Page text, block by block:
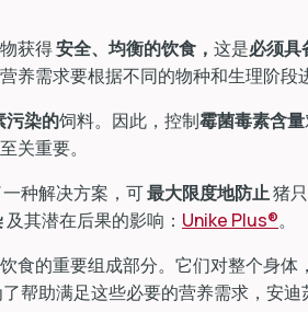
获得安全、均衡的饮食， 这是必须具
养需求要根据不同的物种和生理阶段
污染的饲料。因此，控制霉菌毒素含量
至关重要。
种解决方案，可最大限度地防止猪
及其潜在后果的影响： Unike Plus®。
食的重要组成部分。它们对整个身体
帮助满足这些必要的营养需求，安迪